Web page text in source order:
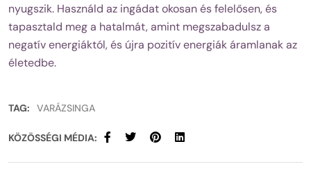
nyugszik. Használd az ingádat okosan és felelősen, és
tapasztald meg a hatalmát, amint megszabadulsz a
negatív energiáktól, és újra pozitív energiák áramlanak az
életedbe.
TAG: VARÁZSINGA
KÖZÖSSÉGI MÉDIA: